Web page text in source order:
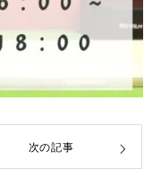
次の記事